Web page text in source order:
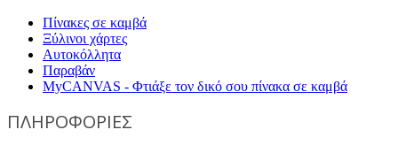
Πίνακες σε καμβά
Ξύλινοι χάρτες
Αυτοκόλλητα
Παραβάν
MyCANVAS - Φτιάξε τον δικό σου πίνακα σε καμβά
ΠΛΗΡΟΦΟΡΙΕΣ